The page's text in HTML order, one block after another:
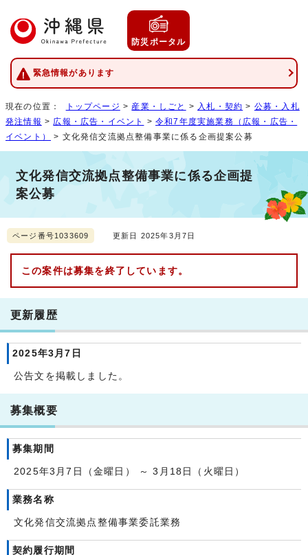
防災ポータル
緊急情報があります
現在の位置： トップページ > 産業・しごと > 入札・契約 > 公募・入札
発注情報 > 広報・広告・イベント >令和7年度実施業務（広報・広告・
イベント）
> 文化発信交流拠点整備事業に係る企画提案公募
文化発信交流拠点整備事業に係る企画提
案公募
ページ番号1033609 更新日 2025年3月7日
この案件は募集を終了しています。
更新履歴
2025年3月7日
公告文を掲載しました。
募集概要
募集期間
2025年3月7日（金曜日） ～ 3月18日（火曜日）
業務名称
文化発信交流拠点整備事業委託業務
契約履行期間